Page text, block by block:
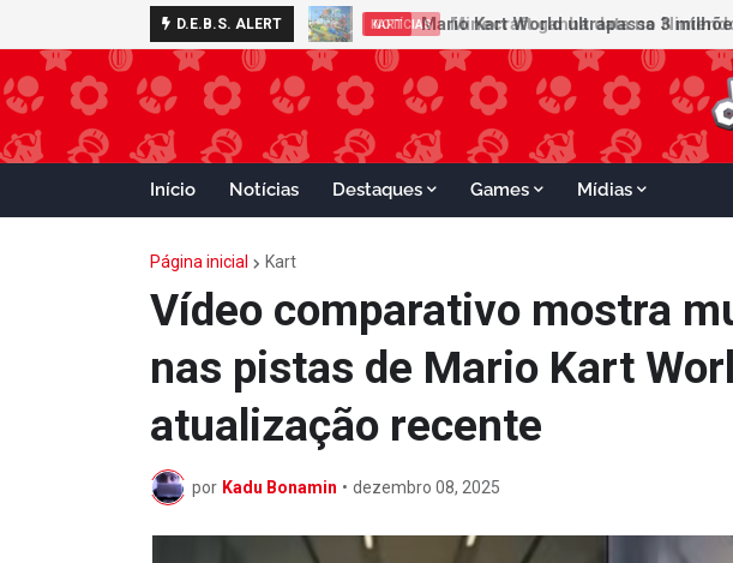
D.E.B.S. ALERT NOTÍCIAS Minecraft ganha data no
Início Notícias Destaques Games Mídias
Página inicial Kart
Vídeo comparativo mostra
nas pistas de Mario Kart
atualização recente
por Kadu Bonamin • dezembro 08, 2025